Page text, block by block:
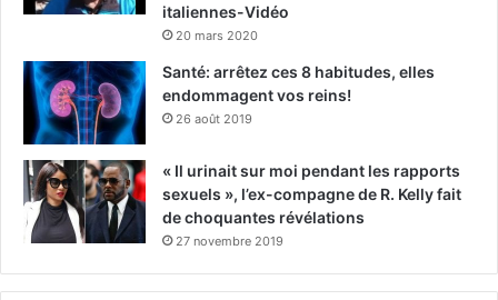
italiennes-Vidéo
20 mars 2020
Santé: arrêtez ces 8 habitudes, elles
endommagent vos reins!
26 août 2019
« Il urinait sur moi pendant les rapports
sexuels », l’ex-compagne de R. Kelly fait
de choquantes révélations
27 novembre 2019